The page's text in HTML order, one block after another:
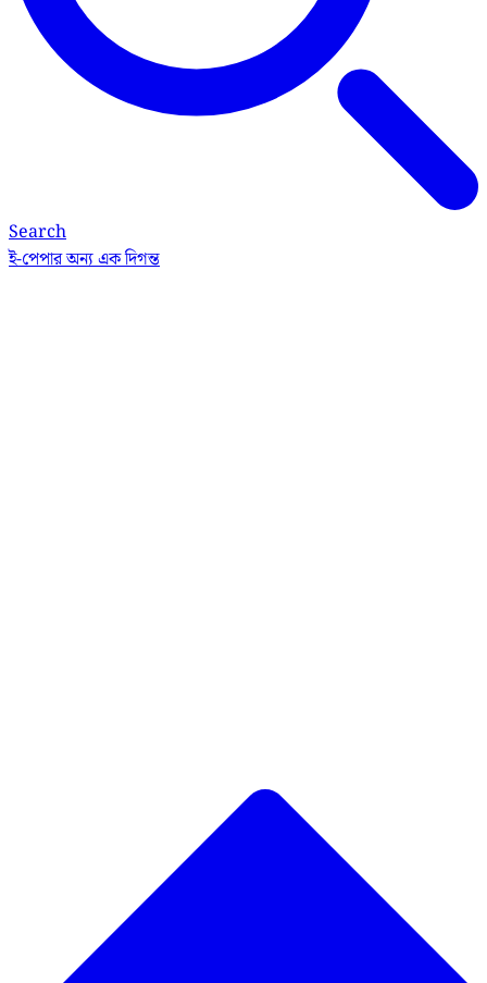
Search
ই-পেপারঅন্য এক দিগন্ত